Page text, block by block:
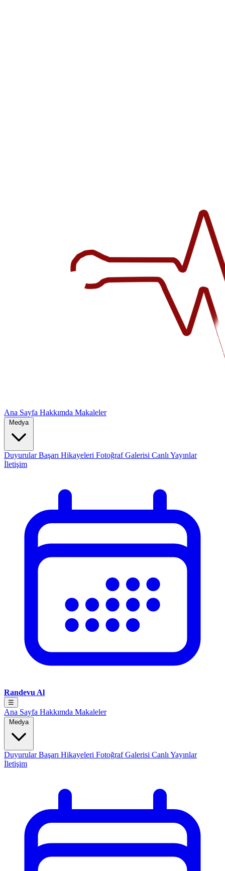
Ana Sayfa Hakkımda Makaleler
Medya
DuyurularBaşarı Hikayeleri Fotoğraf Galerisi Canlı Yayınlar
İletişim
Randevu Al
☰
Ana Sayfa Hakkımda Makaleler
Medya
DuyurularBaşarı Hikayeleri Fotoğraf Galerisi Canlı Yayınlar
İletişim